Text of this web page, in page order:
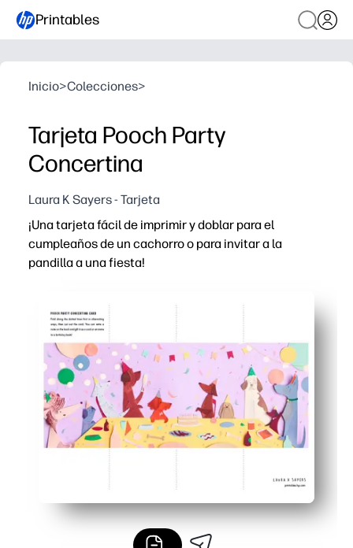
Printables
Inicio>Colecciones>
Tarjeta Pooch Party
Concertina
Laura K Sayers - Tarjeta
¡Una tarjeta fácil de imprimir y doblar para el
cumpleaños de un cachorro o para invitar a la
pandilla a una fiesta!
Elige cómo lo usas: una felicitación de cumpleaños o
El adorable arte de cachorros hace que los niños se
Ideal tanto para las aulas como para las familias: haz